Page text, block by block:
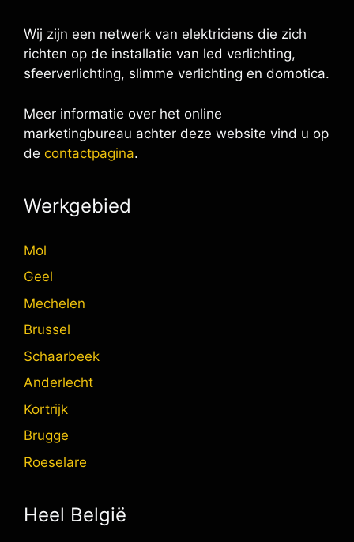
Wij zijn een netwerk van elektriciens die zich
richten op de installatie van led verlichting,
sfeerverlichting, slimme verlichting en domotica.
Meer informatie over het online
marketingbureau achter deze website vind u op
de contactpagina.
Werkgebied
Mol
Geel
Mechelen
Brussel
Schaarbeek
Anderlecht
Kortrijk
Brugge
Roeselare
Heel België